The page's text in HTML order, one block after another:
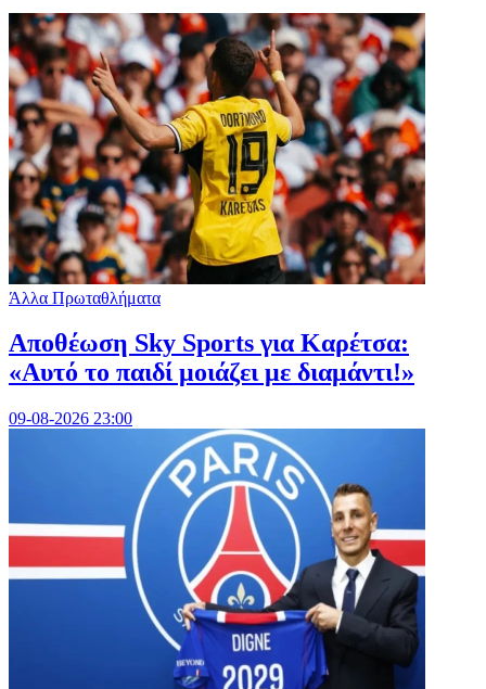
Άλλα Πρωταθλήματα
Αποθέωση Sky Sports για Καρέτσα:
«Αυτό το παιδί μοιάζει με διαμάντι!»
09-08-2026 23:00